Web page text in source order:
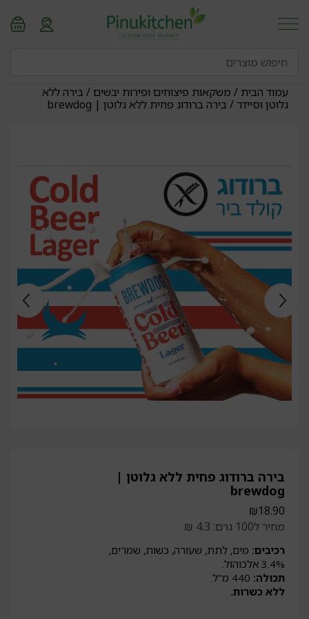
עמוד הבית / משקאות פיצוחים ופירות יבשים / בירה ללא
גלוטן וסיידר / בירה ברודוג פחית ללא גלוטן | brewdog
בירה ברודוג פחית ללא גלוטן |
brewdog
₪18.90
מחיר ל100 גרם: 4.3 ₪
רכיבים: מים, לתת, שעורה, כשות, שמרים,
3.4% אלכוהול.
תכולה:
ללא כשרות.